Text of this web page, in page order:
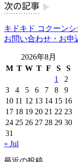
キドキド コクーン
お問い合わせ・お申
2026年8月
M T W T F S
S
1
2
3
4 5 6 7 8
9
10 11 12 13 14 15 16
17 18 19 20 21 22 23
24 25 26 27 28 29 30
31
« Jul